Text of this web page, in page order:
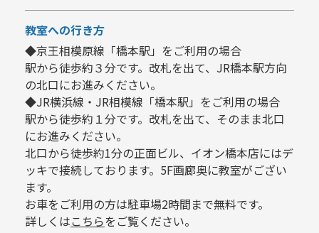
教室への行き方
◆京王相模原線「橋本駅」をご利用の場合
駅から徒歩約３分です。改札を出て、JR橋本駅方向
の北口にお進みください。
◆JR横浜線・JR相模線「橋本駅」をご利用の場合
駅から徒歩約１分です。改札を出て、そのまま北口
にお進みください。
北口から徒歩約1分の正面ビル、イオン橋本店にはデ
ッキで接続しております。5F画廊奥に教室がござい
ます。
お車をご利用の方は駐車場2時間まで無料です。
詳しくはこちらをご覧ください。